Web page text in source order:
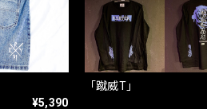
¥5,390
「蹴威T」